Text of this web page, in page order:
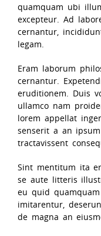
quamquam ubi
excepteur. Ad
cernantur,
legam.
Eram laborum
cernantur.
eruditionem. Duis
ullamco nam
lorem appellat
senserit a an
tractavissent
Sint mentitum ita
se aute litteris
eu quid
imitarentur,
de magna an